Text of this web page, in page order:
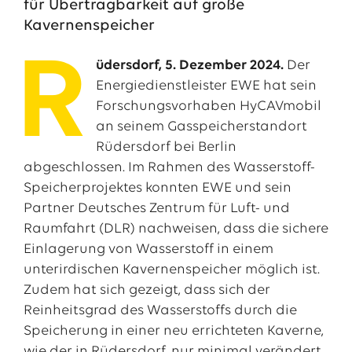
für Übertragbarkeit auf große
Kavernenspeicher
R üdersdorf, 5. Dezember 2024.Der
Energiedienstleister EWE hat sein
Forschungsvorhaben HyCAVmobil
an seinem Gasspeicherstandort
Rüdersdorf bei Berlin
abgeschlossen. Im Rahmen des Wasserstoff-
Speicherprojektes konnten EWE und sein
Partner Deutsches Zentrum für Luft- und
Raumfahrt (DLR) nachweisen, dass die sichere
Einlagerung von Wasserstoff in einem
unterirdischen Kavernenspeicher möglich ist.
Zudem hat sich gezeigt, dass sich der
Reinheitsgrad des Wasserstoffs durch die
Speicherung in einer neu errichteten Kaverne,
Das EWE-Jobportal
Unsere neuesten Stellenangebote